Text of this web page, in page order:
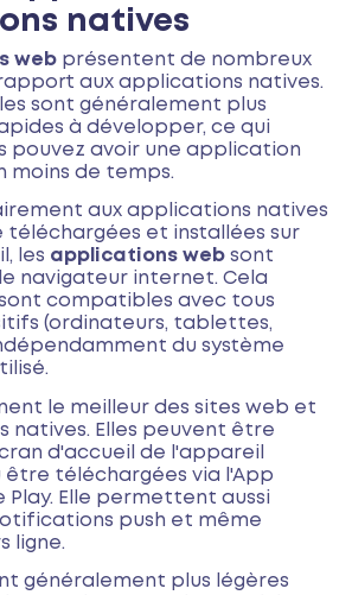
natives
web présentent de nombreux
aux applications natives.
sont généralement plus
à développer, ce qui
pouvez avoir une application
moins de temps.
aux applications natives
et installées sur
les applications web sont
navigateur internet. Cela
compatibles avec tous
(ordinateurs, tablettes,
du système
le meilleur des sites web et
natives. Elles peuvent être
d'accueil de l'appareil
téléchargées via l'App
Play. Elle permettent aussi
push et même
ligne.
généralement plus légères